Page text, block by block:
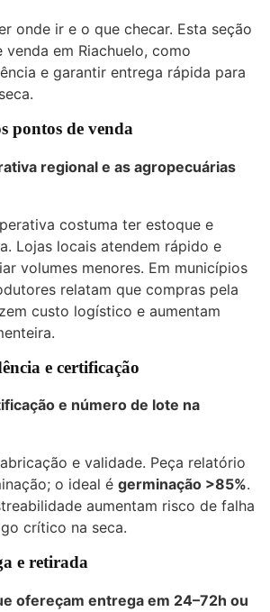
onde ir e o que checar. Esta seção
em Riachuelo, como
e garantir entrega rápida para
pontos de venda
regional e as agropecuárias
costuma ter estoque e
Lojas locais atendem rápido e
volumes menores. Em municípios
relatam que compras pela
custo logístico e aumentam
e certificação
e número de lote na
e validade. Peça relatório
o ideal é germinação >85%.
aumentam risco de falha
crítico na seca.
e retirada
ofereçam entrega em 24–72h ou